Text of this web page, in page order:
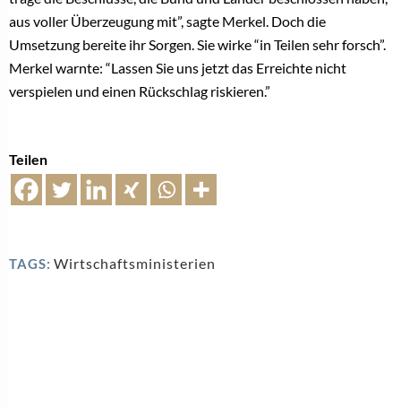
aus voller Überzeugung mit”, sagte Merkel. Doch die
Umsetzung bereite ihr Sorgen. Sie wirke “in Teilen sehr forsch”.
Merkel warnte: “Lassen Sie uns jetzt das Erreichte nicht
verspielen und einen Rückschlag riskieren.”
Teilen
TAGS: Wirtschaftsministerien